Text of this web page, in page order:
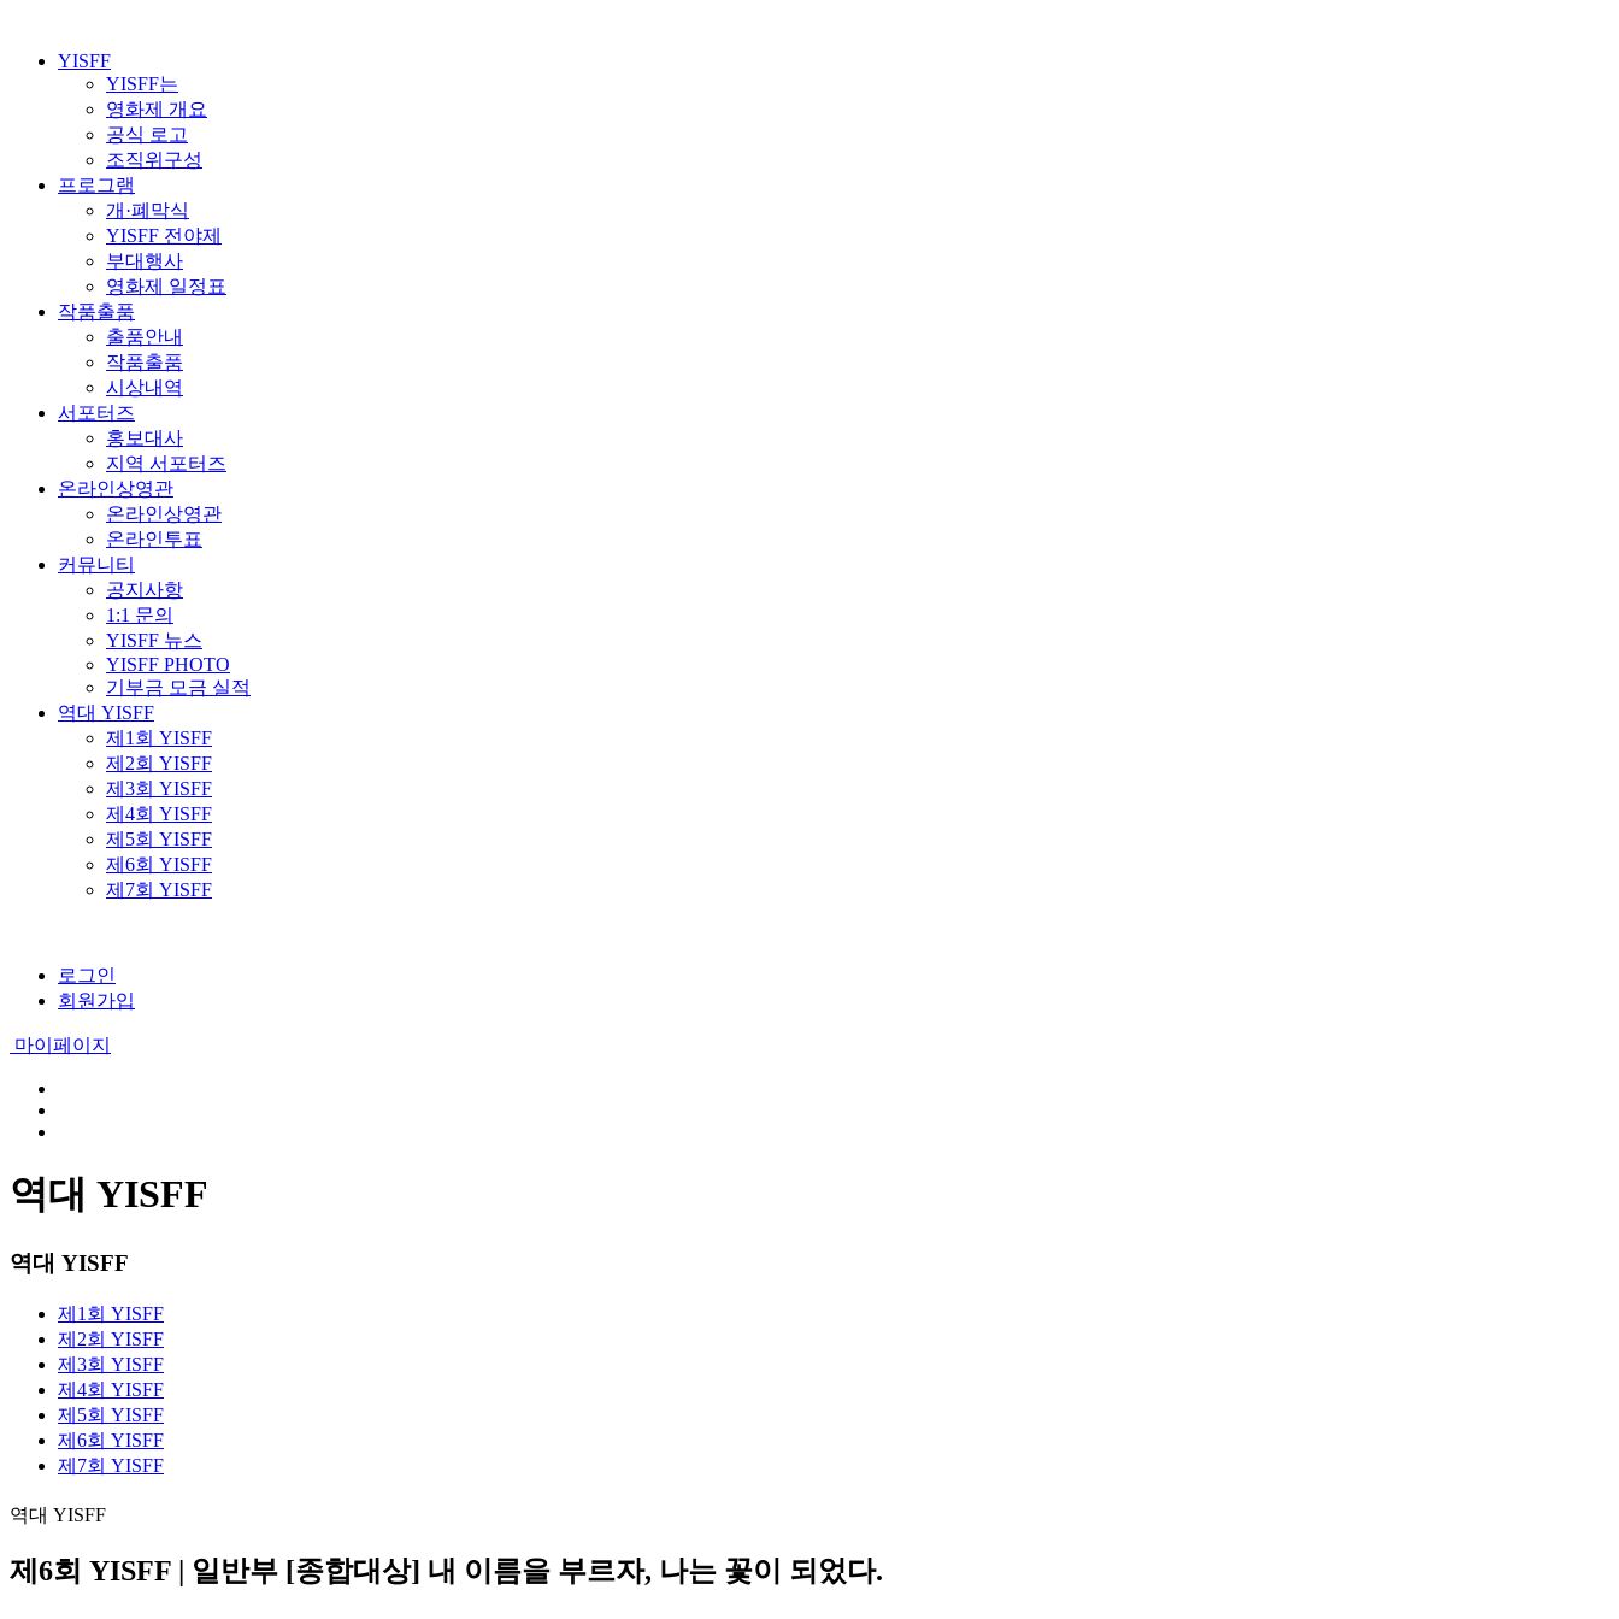
YISFF
YISFF는
영화제 개요
공식 로고
조직위구성
프로그램
개·폐막식
YISFF 전야제
부대행사
영화제 일정표
작품출품
출품안내
작품출품
시상내역
서포터즈
홍보대사
지역 서포터즈
온라인상영관
온라인상영관
온라인투표
커뮤니티
공지사항
1:1 문의
YISFF 뉴스
YISFF PHOTO
기부금 모금 실적
역대 YISFF
제1회 YISFF
제2회 YISFF
제3회 YISFF
제4회 YISFF
제5회 YISFF
제6회 YISFF
제7회 YISFF
로그인
회원가입
마이페이지
역대 YISFF
역대 YISFF
제1회 YISFF
제2회 YISFF
제3회 YISFF
제4회 YISFF
제5회 YISFF
제6회 YISFF
제7회 YISFF
역대 YISFF
제6회 YISFF | 일반부 [종합대상] 내 이름을 부르자, 나는 꽃이 되었다.